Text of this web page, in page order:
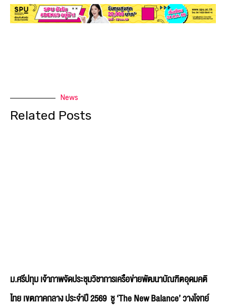
News
Related Posts
ม.ศรีปทุม เจ้าภาพจัดประชุมวิชาการเครือข่ายพัฒนาบัณฑิตอุดมคติ
ไทย เขตภาคกลาง ประจำปี 2569 ชู ‘The New Balance’ วางโจทย์